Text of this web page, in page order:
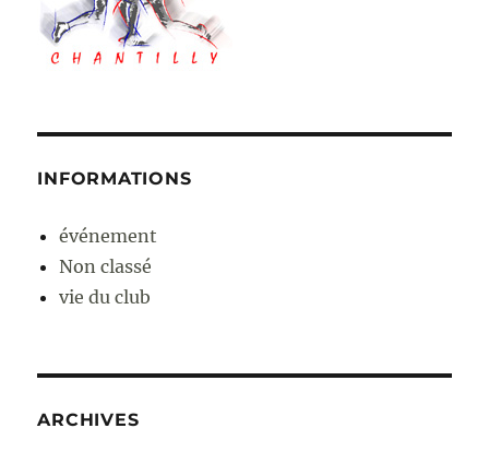
INFORMATIONS
événement
Non classé
vie du club
ARCHIVES